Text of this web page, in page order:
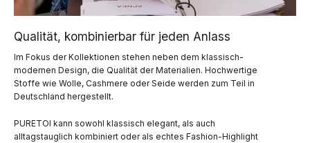
Qualität, kombinierbar für jeden Anlass
Im Fokus der Kollektionen stehen neben dem klassisch-
modernen Design, die Qualität der Materialien. Hochwertige
Stoffe wie Wolle, Cashmere oder Seide werden zum Teil in
Deutschland hergestellt.
PURETOI kann sowohl klassisch elegant, als auch
alltagstauglich kombiniert oder als echtes Fashion-Highlight